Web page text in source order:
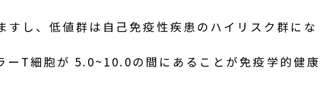
すし、低値群は自己免疫性疾患のハイリスク群にな
ーT細胞が 5.0~10.0の間にあることが免疫学的健康